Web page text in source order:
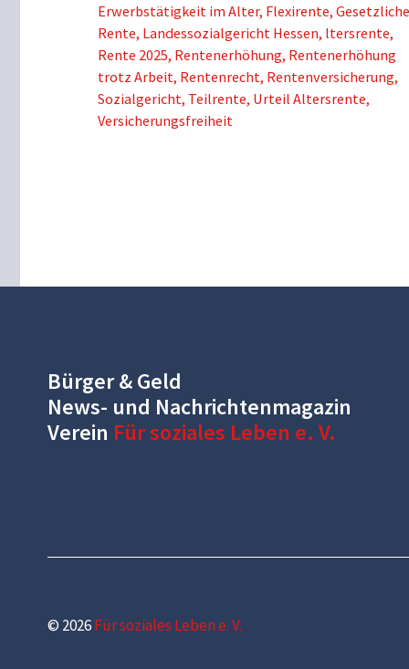
Erwerbstätigkeit im Alter, Flexirente, Gesetzliche
Rente, Landessozialgericht Hessen, ltersrente,
Rente 2025, Rentenerhöhung, Rentenerhöhung
trotz Arbeit, Rentenrecht, Rentenversicherung,
Sozialgericht, Teilrente, Urteil Altersrente,
Versicherungsfreiheit
Bürger & Geld
News- und Nachrichtenmagazin
Verein Für soziales Leben e. V.
© 2026Für soziales Leben e. V.